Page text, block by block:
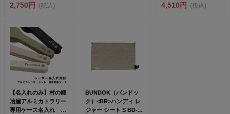
2,750円 (税込)
プ/...
4,510円 (税込)
【名入れのみ】村の鍛
冶屋アルミカトラリー
専用ケース名入れ
BUNDOK（バンドッ
ク）<BR>ハンディ レ
ジャー シート S BD-...